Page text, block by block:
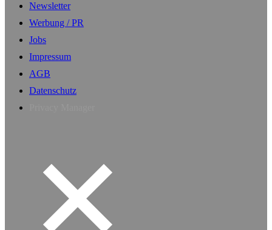
Newsletter
Werbung / PR
Jobs
Impressum
AGB
Datenschutz